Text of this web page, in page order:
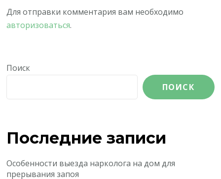
Для отправки комментария вам необходимо
авторизоваться.
Поиск
ПОИСК
Последние записи
Особенности выезда нарколога на дом для
прерывания запоя